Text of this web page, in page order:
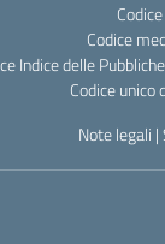
Codice
Indice delle
Codice unico
Note legali |